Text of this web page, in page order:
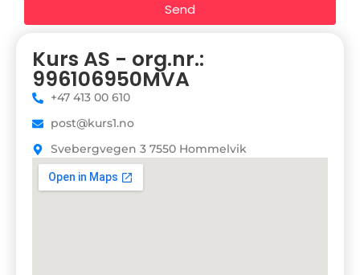
Send
Kurs AS - org.nr.:
996106950MVA
+47 413 00 610
post@kurs1.no
Svebergvegen 3 7550 Hommelvik